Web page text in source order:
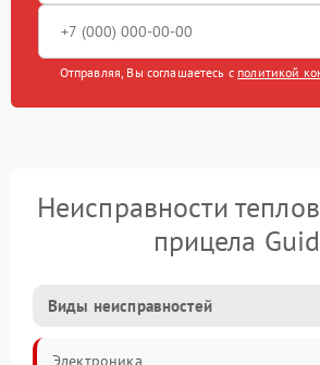
Отправляя, Вы соглашаетесь с политикой
Неисправности
прицела
Виды неисправностей
Электроника